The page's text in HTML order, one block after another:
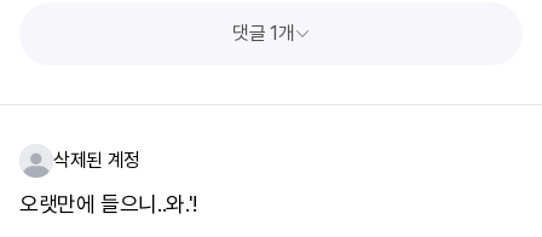
댓글 1개
삭제된 계정
오랫만에 들으니..와.'!